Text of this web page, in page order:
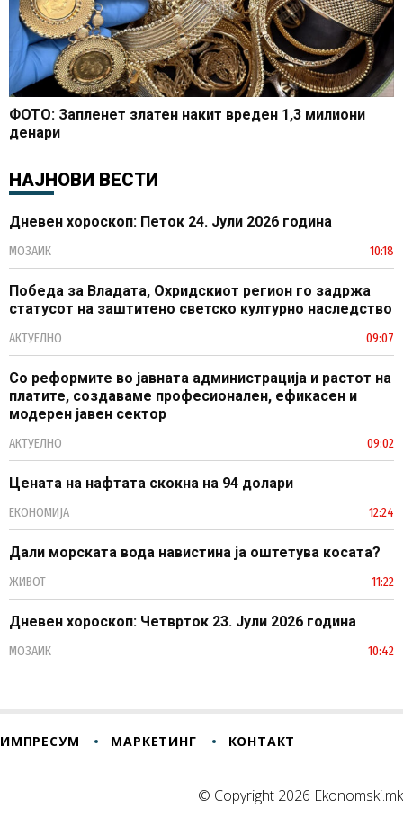
ФОТО: Запленет златен накит вреден 1,3 милиони
денари
НАЈНОВИ ВЕСТИ
Дневен хороскоп: Петок 24. Јули 2026 година
МОЗАИК 10:18
Победа за Владата, Охридскиот регион го задржа
статусот на заштитено светско културно наследство
АКТУЕЛНО 09:07
Со реформите во јавната администрација и растот на
платите, создаваме професионален, ефикасен и
модерен јавен сектор
АКТУЕЛНО 09:02
Цената на нафтата скокна на 94 долари
ЕКОНОМИЈА 12:24
Дали морската вода навистина ја оштетува косата?
ЖИВОТ 11:22
Дневен хороскоп: Четврток 23. Јули 2026 година
МОЗАИК 10:42
ИМПРЕСУМ МАРКЕТИНГ КОНТАКТ
© Copyright 2026 Ekonomski.mk